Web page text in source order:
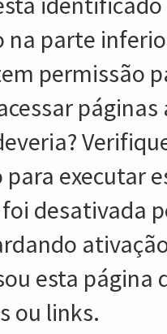
parte
permissão
para executar
desativada
esta
ou links.